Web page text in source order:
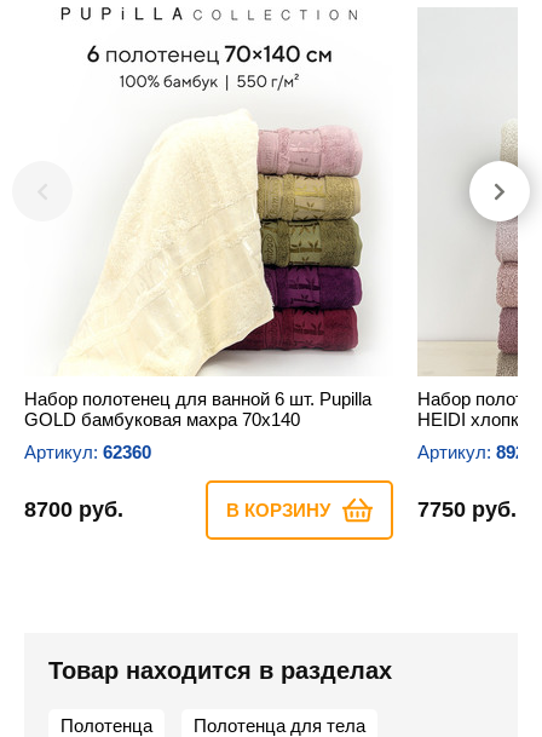
Набор полотенец для ванной 6 шт. Pupilla
GOLD бамбуковая махра 70х140
Артикул: 62360
8700 руб. В КОРЗИНУ
Набор
HEIDI
Артикул:
7750 руб.
Товар находится в разделах
Полотенца Полотенца для тела